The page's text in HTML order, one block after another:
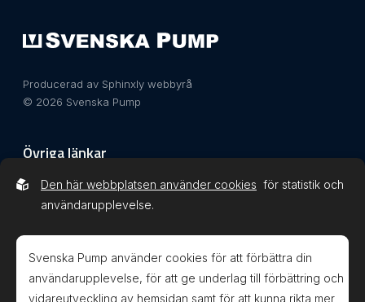
Producerad av Sphinxly webbyrå
© 2026 Svenska Pump
Övriga länkar
Integritetspolicy
Den här webbplatsen använder cookies för statistik och
användarupplevelse.
Svenska Pump använder cookies för att förbättra din
användarupplevelse, för att ge underlag till förbättring och
vidareutveckling av hemsidan samt för att kunna rikta mer